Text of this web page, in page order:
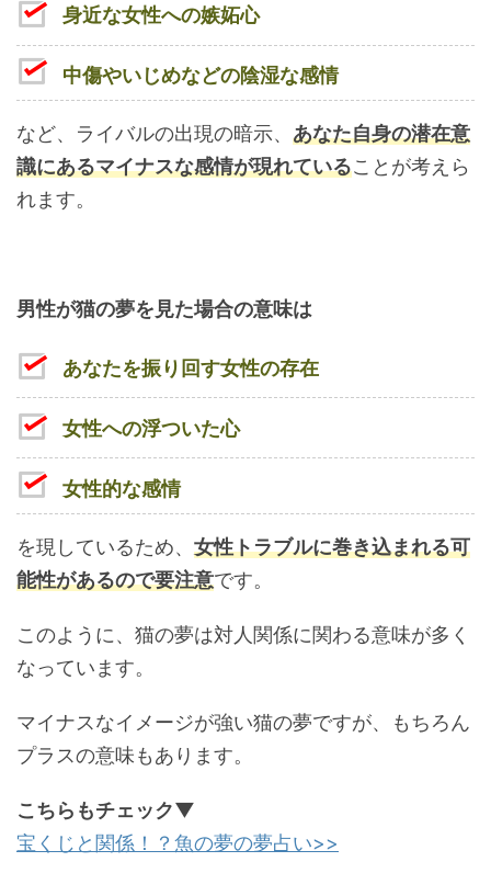
身近な女性への嫉妬心
中傷やいじめなどの陰湿な感情
など、ライバルの出現の暗示、 あなた自身の潜在意
識にあるマイナスな感情が現れていることが考えら
れます。
男性が猫の夢を見た場合の意味は
あなたを振り回す女性の存在
女性への浮ついた心
女性的な感情
を現しているため、 女性トラブルに巻き込まれる可
能性があるので要注意です。
このように、猫の夢は対人関係に関わる意味が多く
なっています。
マイナスなイメージが強い猫の夢ですが、もちろん
プラスの意味もあります。
こちらもチェック▼
宝くじと関係！？魚の夢の夢占い>>